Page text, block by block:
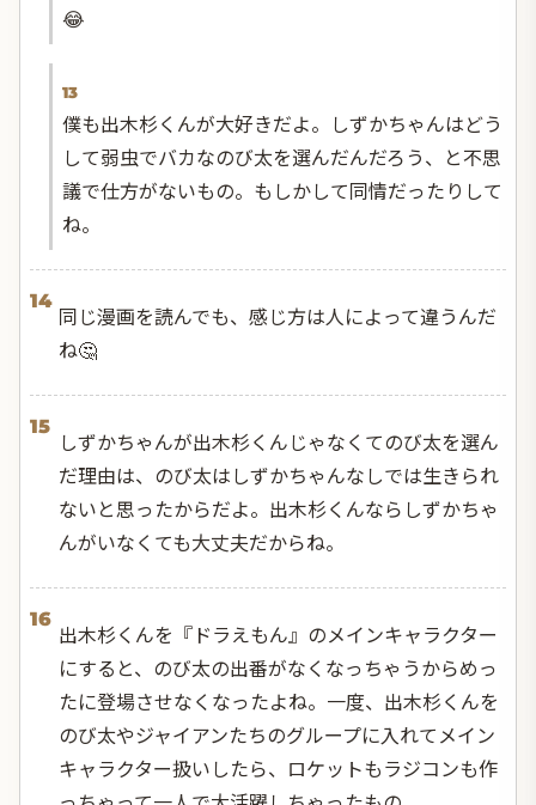
😂
13
僕も出木杉くんが大好きだよ。しずかちゃんはどう
して弱虫でバカなのび太を選んだんだろう、と不思
議で仕方がないもの。もしかして同情だったりして
ね。
14
同じ漫画を読んでも、感じ方は人によって違うんだ
ね🤔
15
しずかちゃんが出木杉くんじゃなくてのび太を選ん
だ理由は、のび太はしずかちゃんなしでは生きられ
ないと思ったからだよ。出木杉くんならしずかちゃ
んがいなくても大丈夫だからね。
16
出木杉くんを『ドラえもん』のメインキャラクター
にすると、のび太の出番がなくなっちゃうからめっ
たに登場させなくなったよね。一度、出木杉くんを
のび太やジャイアンたちのグループに入れてメイン
キャラクター扱いしたら、ロケットもラジコンも作